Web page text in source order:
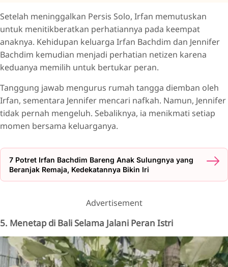
Setelah meninggalkan Persis Solo, Irfan memutuskan
untuk menitikberatkan perhatiannya pada keempat
anaknya. Kehidupan keluarga Irfan Bachdim dan Jennifer
Bachdim kemudian menjadi perhatian netizen karena
keduanya memilih untuk bertukar peran.
Tanggung jawab mengurus rumah tangga diemban oleh
Irfan, sementara Jennifer mencari nafkah. Namun, Jennifer
tidak pernah mengeluh. Sebaliknya, ia menikmati setiap
momen bersama keluarganya.
7 Potret Irfan Bachdim Bareng Anak Sulungnya yang
Beranjak Remaja, Kedekatannya Bikin Iri
Advertisement
5. Menetap di Bali Selama Jalani Peran Istri